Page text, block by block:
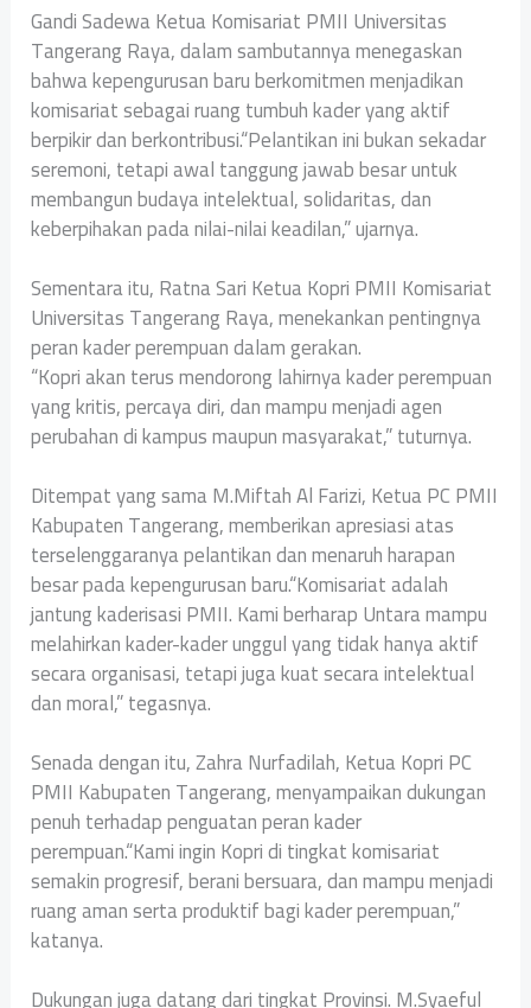
‎Gandi Sadewa Ketua Komisariat PMII Universitas
Tangerang Raya, dalam sambutannya menegaskan
bahwa kepengurusan baru berkomitmen menjadikan
komisariat sebagai ruang tumbuh kader yang aktif
berpikir dan berkontribusi.“Pelantikan ini bukan sekadar
seremoni, tetapi awal tanggung jawab besar untuk
membangun budaya intelektual, solidaritas, dan
keberpihakan pada nilai-nilai keadilan,” ujarnya.
‎Sementara itu, Ratna Sari Ketua Kopri PMII Komisariat
Universitas Tangerang Raya, menekankan pentingnya
peran kader perempuan dalam gerakan.
‎“Kopri akan terus mendorong lahirnya kader perempuan
yang kritis, percaya diri, dan mampu menjadi agen
perubahan di kampus maupun masyarakat,” tuturnya.
‎Ditempat yang sama M.Miftah Al Farizi, Ketua PC PMII
Kabupaten Tangerang, memberikan apresiasi atas
terselenggaranya pelantikan dan menaruh harapan
besar pada kepengurusan baru.“Komisariat adalah
jantung kaderisasi PMII. Kami berharap Untara mampu
melahirkan kader-kader unggul yang tidak hanya aktif
secara organisasi, tetapi juga kuat secara intelektual
dan moral,” tegasnya.
‎Senada dengan itu, Zahra Nurfadilah, Ketua Kopri PC
PMII Kabupaten Tangerang, menyampaikan dukungan
penuh terhadap penguatan peran kader
perempuan.“Kami ingin Kopri di tingkat komisariat
semakin progresif, berani bersuara, dan mampu menjadi
ruang aman serta produktif bagi kader perempuan,”
katanya.
‎Dukungan juga datang dari tingkat Provinsi. M.Syaeful